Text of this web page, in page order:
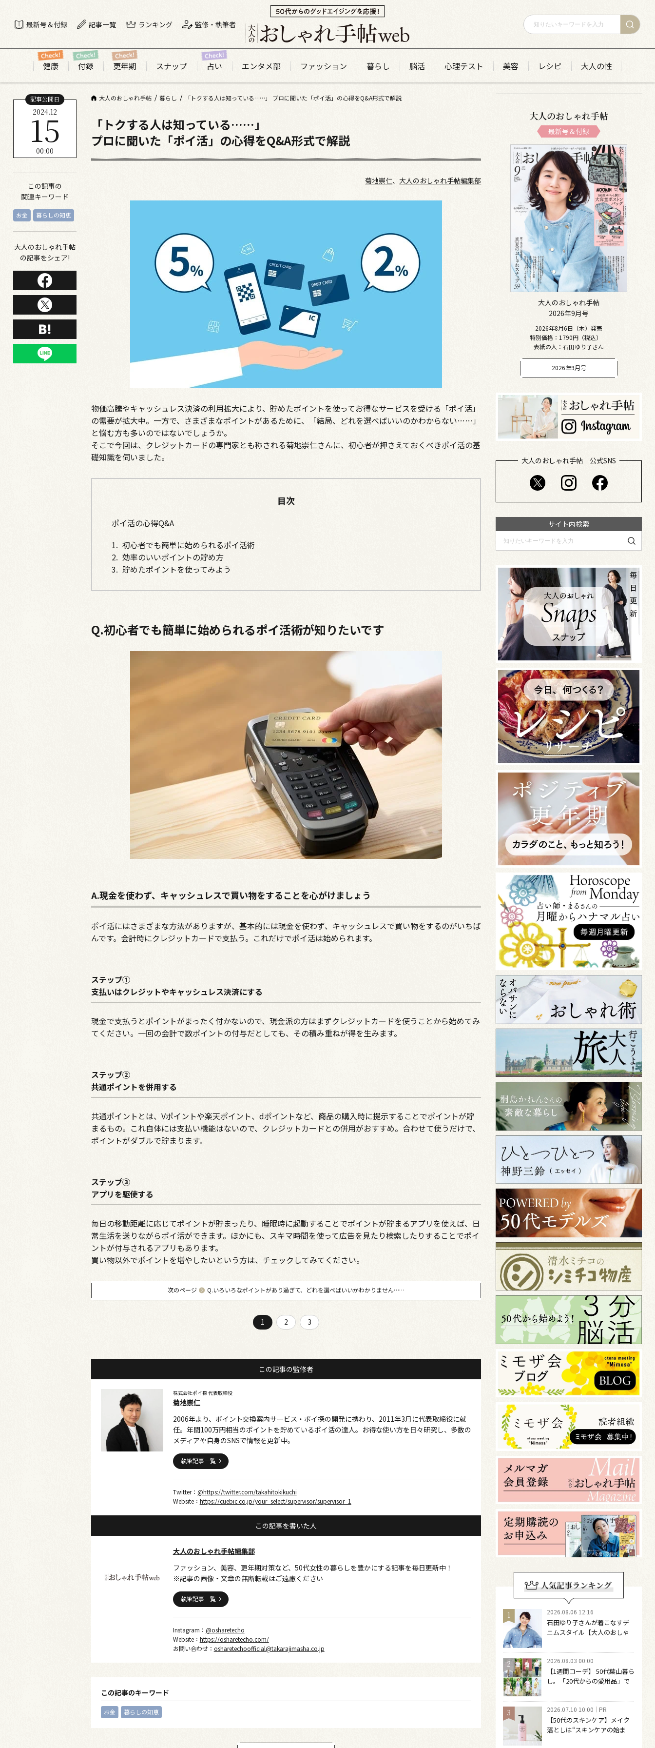
最新号＆付録 記事一覧 ランキング 監修・執筆者
健康 付録 更年期 スナップ 占い エンタメ部 ファッション 暮らし 脳活 心理テスト 美容 レシピ 大人の性
大人のおしゃれ手帖 暮らし 「トクする人は知っている……」 プロに聞いた「ポイ活」の心得をQ&A形式で解説
記事公開日
2024.12
15
00:00
この記事の
関連キーワード
お金 暮らしの知恵
大人のおしゃれ手帖
の記事をシェア!
「トクする人は知っている……」
プロに聞いた「ポイ活」の心得をQ&A形式で解説
菊地崇仁、大人のおしゃれ手帖編集部
物価高騰やキャッシュレス決済の利用拡大により、貯めたポイントを使ってお得なサービスを受ける「ポイ活」
の需要が拡大中。一方で、さまざまなポイントがあるために、「結局、どれを選べばいいのかわからない……」
と悩む方も多いのではないでしょうか。
そこで今回は、クレジットカードの専門家とも称される菊地崇仁さんに、初心者が押さえておくべきポイ活の基
礎知識を伺いました。
目次
ポイ活の心得Q&A
初心者でも簡単に始められるポイ活術
効率のいいポイントの貯め方
貯めたポイントを使ってみよう
Q.初心者でも簡単に始められるポイ活術が知りたいです
A.現金を使わず、キャッシュレスで買い物をすることを心がけましょう
ポイ活にはさまざまな方法がありますが、基本的には現金を使わず、キャッシュレスで買い物をするのがいちば
んです。会計時にクレジットカードで支払う。これだけでポイ活は始められます。
ステップ①
支払いはクレジットやキャッシュレス決済にする
現金で支払うとポイントがまったく付かないので、現金派の方はまずクレジットカードを使うことから始めてみ
てください。一回の会計で数ポイントの付与だとしても、その積み重ねが得を生みます。
ステップ②
共通ポイントを併用する
共通ポイントとは、Vポイントや楽天ポイント、dポイントなど、商品の購入時に提示することでポイントが貯
まるもの。これ自体には支払い機能はないので、クレジットカードとの併用がおすすめ。合わせて使うだけで、
ポイントがダブルで貯まります。
ステップ③
アプリを駆使する
毎日の移動距離に応じてポイントが貯まったり、睡眠時に起動することでポイントが貯まるアプリを使えば、日
常生活を送りながらポイ活ができます。ほかにも、スキマ時間を使って広告を見たり検索したりすることでポイ
ントが付与されるアプリもあります。
買い物以外でポイントを増やしたいという方は、チェックしてみてください。
次のページ Q.いろいろなポイントがあり過ぎて、どれを選べばいいかわかりません……
1 2 3
この記事の監修者
株式会社ポイ探 代表取締役
菊地崇仁
2006年より、ポイント交換案内サービス・ポイ探の開発に携わり、2011年3月に代表取締役に就
任。年間100万円相当のポイントを貯めているポイ活の達人。お得な使い方を日々研究し、多数の
メディアや自身のSNSで情報を更新中。
執筆記事一覧
Twitter： @https://twitter.com/takahitokikuchi
Website： https://cuebic.co.jp/your_select/supervisor/supervisor_1
この記事を書いた人
大人のおしゃれ手帖編集部
ファッション、美容、更年期対策など、50代女性の暮らしを豊かにする記事を毎日更新中！
※記事の画像・文章の無断転載はご遠慮ください
執筆記事一覧
Instagram： @osharetecho
Website： https://osharetecho.com/
お問い合わせ： osharetechoofficial@takarajimasha.co.jp
この記事のキーワード
お金 暮らしの知恵
大人のおしゃれ手帖
最新号＆付録
大人のおしゃれ手帖
2026年9月号
2026年8月6日（木）発売
特別価格：1790円（税込）
表紙の人：石田ゆり子さん
2026年9月号
大人のおしゃれ手帖 公式SNS
サイト内検索
2026.08.06 12:16
石田ゆり子さんが着こなすデ
ニムスタイル【大人のおしゃ
どファッションは自由になる
2026.08.03 00:00
【1週間コーデ】 50代葉山暮ら
し。「20代からの愛用品」で
～ 桐野恵美さん #022 Emi
Kirino～
2026.07.10 10:00 PR
【50代のスキンケア】メイク
落としは“スキンケアの始ま